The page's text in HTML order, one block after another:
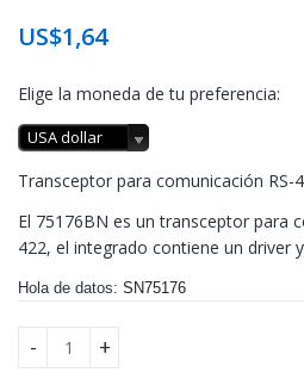
US$1,64
Elige la moneda de tu preferencia:
USA dollar
Transceptor para comunicación RS-
El 75176BN es un transceptor para
422, el integrado contiene un driver
Hola de datos: SN75176
75176BN Transceiver RS422-